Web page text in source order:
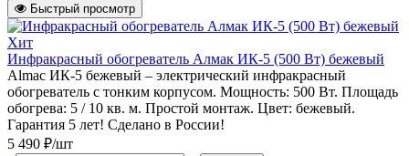
Быстрый просмотр
Хит
Инфракрасный обогреватель Алмак ИК-5 (500 Вт) бежевый
Almac ИК-5 бежевый – электрический инфракрасный
обогреватель с тонким корпусом. Мощность: 500 Вт. Площадь
обогрева: 5 / 10 кв. м. Простой монтаж. Цвет: бежевый.
Гарантия 5 лет! Сделано в России!
5 490 ₽/шт